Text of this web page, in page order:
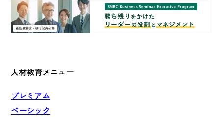
人材教育メニュー
プレミアム
ベーシック